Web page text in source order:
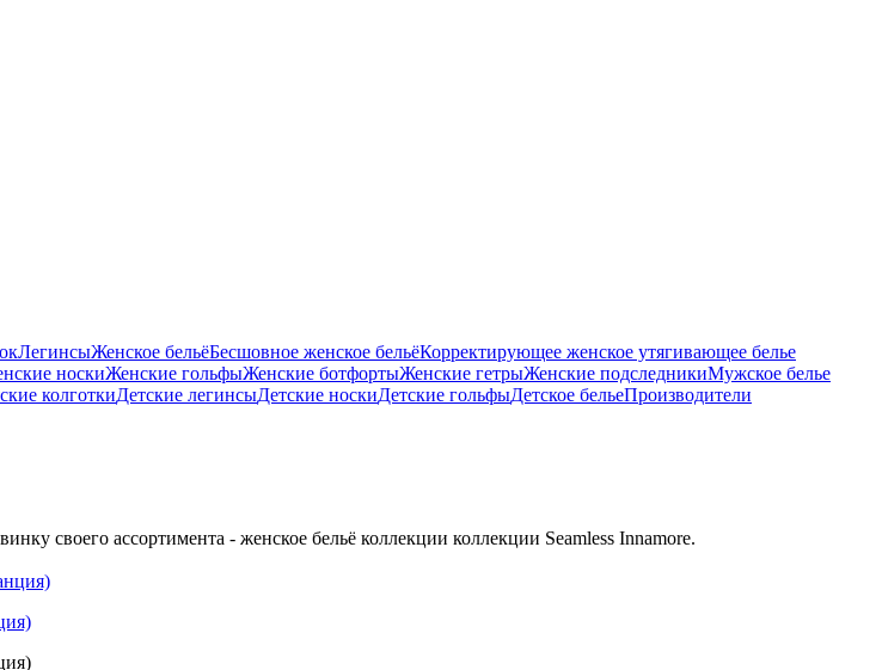
ЛегинсыЖенское бельёБесшовное женское бельёКорректирующее женское утягивающее белье
носкиЖенские гольфыЖенские ботфортыЖенские гетрыЖенские подследникиМужское белье
колготкиДетские легинсыДетские носкиДетские гольфыДетское бельеПроизводители
своего ассортимента - женское бельё коллекции коллекции Seamless Innamore.